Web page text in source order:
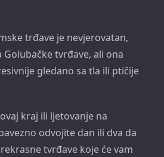
trđave je nevjerovatan,
tvrđave, ali ona
gledano sa tla ili ptičije
kraj ili ljetovanje na
odvojite dan ili dva da
tvrđave koje će vam